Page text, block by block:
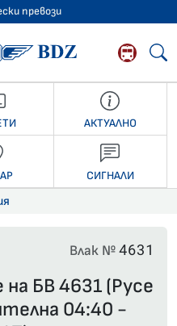
превози
БДЖ -
АКТУАЛНО
СИГНАЛИ
Влак №4631
на БВ 4631 (Русе
04:40 -